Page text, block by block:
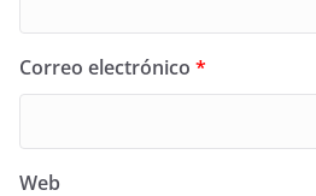
Correo electrónico *
Web